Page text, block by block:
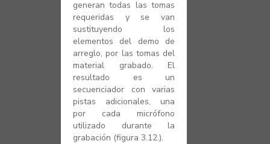
generan todas las tomas
requeridas y se van
sustituyendo los
elementos del demo de
arreglo, por las tomas del
material grabado. El
resultado es un
secuenciador con varias
pistas adicionales, una
por cada micrófono
utilizado durante la
grabación (figura 3.12.).